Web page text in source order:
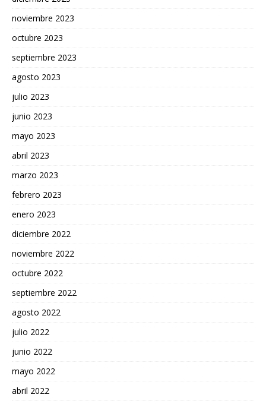
noviembre 2023
octubre 2023
septiembre 2023
agosto 2023
julio 2023
junio 2023
mayo 2023
abril 2023
marzo 2023
febrero 2023
enero 2023
diciembre 2022
noviembre 2022
octubre 2022
septiembre 2022
agosto 2022
julio 2022
junio 2022
mayo 2022
abril 2022